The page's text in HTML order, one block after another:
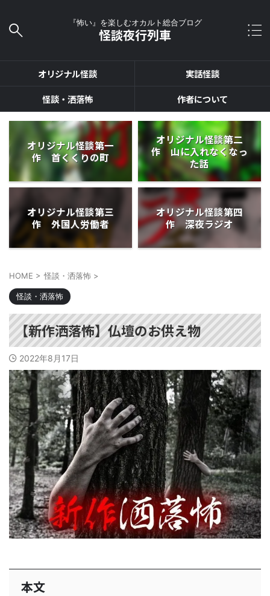
『怖い』を楽しむオカルト総合ブログ
怪談夜行列車
オリジナル怪談
実話怪談
怪談・洒落怖
作者について
オリジナル怪談第一
作 首くくりの町
オリジナル怪談第二
作 山に入れなくなっ
た話
オリジナル怪談第三
作 外国人労働者
オリジナル怪談第四
作 深夜ラジオ
HOME > 怪談・洒落怖 >
怪談・洒落怖
【新作洒落怖】仏壇のお供え物
2022年8月17日
本文